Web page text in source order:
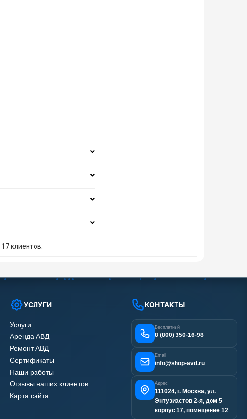
17клиентов.
УСЛУГИ
Услуги
Аренда АВД
Ремонт АВД
Сертификаты
Наши работы
Отзывы наших клиентов
Карта сайта
КОНТАКТЫ
Бесплатный
8 (800) 350-16-98
Email
info@shop-avd.ru
Адрес
111024, г. Москва, ул.
Энтузиастов 2-я, дом 5
корпус 17, помещение 12